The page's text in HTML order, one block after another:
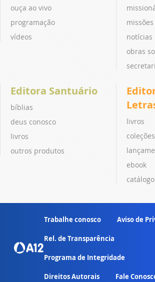
ouça ao vivo
programação
vídeos
notícias
obras
Editora Santuário
bíblias
deus conosco
livros
outros produtos
livros
coleções
ebook
catálogo
Trabalhe conosco Aviso de
Rel. de Transparência
Programa de Integridade
Direitos Autorais Fale